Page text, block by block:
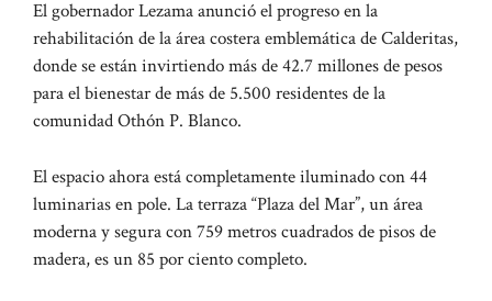
El gobernador Lezama anunció el progreso en la
rehabilitación de la área costera emblemática de Calderitas,
donde se están invirtiendo más de 42.7 millones de pesos
para el bienestar de más de 5.500 residentes de la
comunidad Othón P. Blanco.
El espacio ahora está completamente iluminado con 44
luminarias en pole. La terraza “Plaza del Mar”, un área
moderna y segura con 759 metros cuadrados de pisos de
madera, es un 85 por ciento completo.